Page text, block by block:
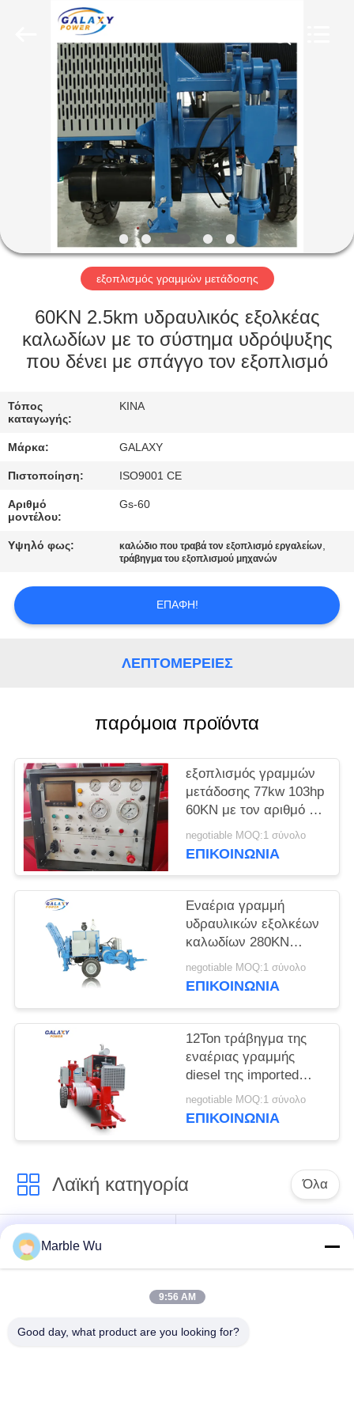
ΣΠΊΤΙ
ΠΡΟΪΌΝΤΑ
ΣΧΕΤΙΚΆ
ΕΜΆΣ
ΕΠΙΣΚΈΨΕΙΣ
ΣΤΟ
ΕΡΓΟΣΤΆΣΙΟ
ΠΟΙΌΤΗΤΑΣ
ΜΑΣ
ΥΠΟΘΈΣΕΙΣ
PRIVACY
εξοπλισμός γραμμών μετάδοσης
60KN 2.5km υδραυλικός εξολκέας
καλωδίων με το σύστημα υδρόψυξης
που δένει με σπάγγο τον εξοπλισμό
Τόπος
καταγωγής:
ΚΙΝΑ
Μάρκα: GALAXY
Πιστοποίηση: ISO9001 CE
Αριθμό
μοντέλου:
Gs-60
Υψηλό φως: καλώδιο που τραβά τον εξοπλισμό εργαλείων,
τράβηγμα του εξοπλισμού μηχανών
ΕΠΑΦΉ!
ΛΕΠΤΟΜΈΡΕΙΕΣ
παρόμοια προϊόντα
εξοπλισμός γραμμών
μετάδοσης 77kw 103hp
60KN με τον αριθμό 7
αυλακιού
negotiable MOQ:1 σύνολο
ΕΠΙΚΟΙΝΩΝΊΑ
Εναέρια γραμμή
υδραυλικών εξολκέων
καλωδίων 280KN
ADSS που δένει με
σπάγγο τον εξοπλισμό
negotiable MOQ:1 σύνολο
ΕΠΙΚΟΙΝΩΝΊΑ
12Ton τράβηγμα της
εναέριας γραμμής
diesel της imported
καλωδίων που δένει
με σπάγγο τον
negotiable MOQ:1 σύνολο
ΕΠΙΚΟΙΝΩΝΊΑ
Λαϊκή κατηγορία Όλα
εξοπλισμός
γραμμών μετάδοσης
με σπάγγο τον
μετάδοσης
Marble Wu
9:56 AM
Good day, what product are you looking for?